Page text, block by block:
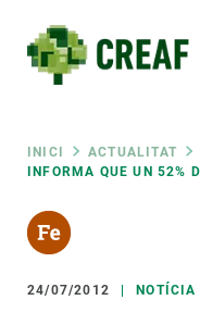
contingut
Fil
INICI ACTUALITAT
INFORMA QUE UN 52%
24/07/2012 NOTÍCIA
RRSS
Featured
INTRANET